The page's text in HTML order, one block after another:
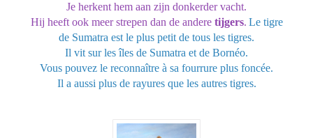
Je herkent hem aan zijn donkerder vacht.
Hij heeft ook meer strepen dan de andere tijgers. Le tigre
de Sumatra est le plus petit de tous les tigres.
Il vit sur les îles de Sumatra et de Bornéo.
Vous pouvez le reconnaître à sa fourrure plus foncée.
Il a aussi plus de rayures que les autres tigres.